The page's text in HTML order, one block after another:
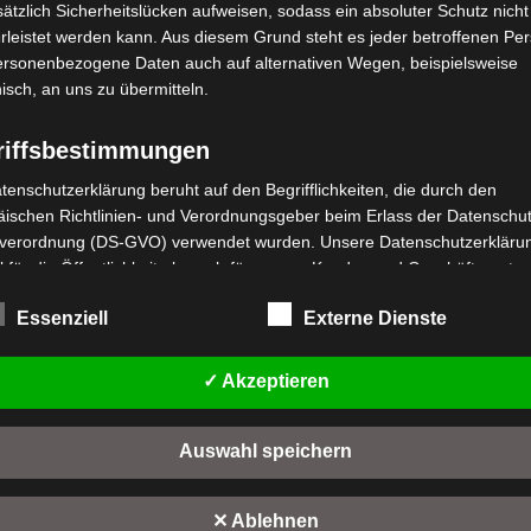
Versand
NEO VORDERER
Kostenloser Versand
VM4 NEO SITZSCHLOSS
0
IN DEN WARENKORB
VM4 NEO
Sicherheitslücken aufweisen, sodass ein absoluter Schutz nicht
werden kann. Aus diesem Grund steht es jeder betroffenen
Daten auch auf alternativen Wegen, beispielsweise
an uns zu übermitteln.
beruht auf den Begrifflichkeiten, die durch den
Richtlinien- und Verordnungsgeber beim Erlass der
(DS-GVO) verwendet wurden. Unsere
für die Öffentlichkeit als auch für unsere Kunden und Geschäftspartner
Begrifflichkeiten erläutern.
in dieser Datenschutzerklärung unter anderem die folgenden
a) personenbezogene Daten
Personenbezogene Daten sind alle Informationen, die sich auf eine
"betroffene Person") beziehen. Als identifizierbar wird eine natürliche
Essenziell Externe Dienste
✓ Akzeptieren
Auswahl speichern
✕ Ablehnen